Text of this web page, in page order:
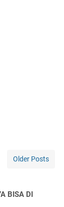
Older Posts
BISA DI